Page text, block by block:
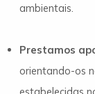
ambientais.
Prestamos
orientando-os